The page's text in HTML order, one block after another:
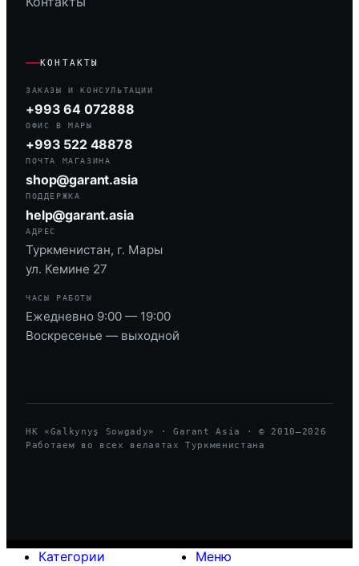
КОНТАКТЫ
ЗАКАЗЫ И КОНСУЛЬТАЦИИ
+993 64 072888
ОФИС В МАРЫ
+993 522 48878
ПОЧТА МАГАЗИНА
shop@garant.asia
ПОДДЕРЖКА
help@garant.asia
АДРЕС
Туркменистан, г. Мары
ул. Кемине 27
ЧАСЫ РАБОТЫ
Ежедневно 9:00 — 19:00
Воскресенье — выходной
HK «Galkynyş Sowgady» · Garant Asia · © 2010—2026
Работаем во всех велаятах Туркменистана
Меню
Категории